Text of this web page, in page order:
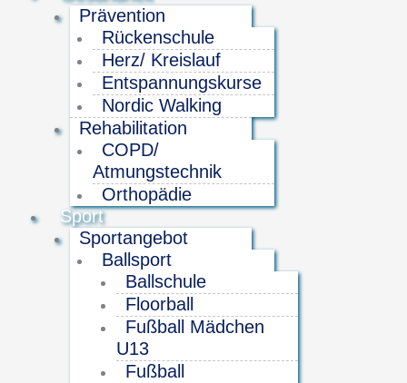
Prävention
Rückenschule
Herz/ Kreislauf
Entspannungskurse
Nordic Walking
Rehabilitation
COPD/
Atmungstechnik
Orthopädie
Sport
Sportangebot
Ballsport
Ballschule
Floorball
Fußball Mädchen
U13
Fußball